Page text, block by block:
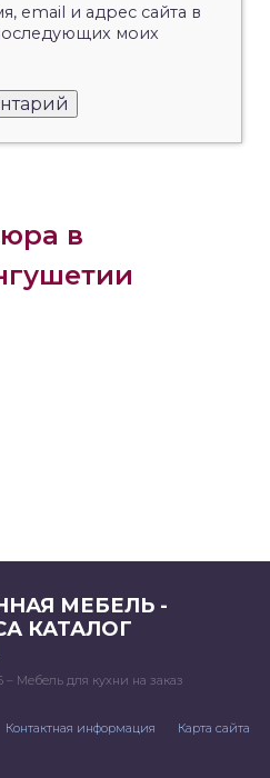
email и адрес сайта в
моих
в
МЕБЕЛЬ -
КАТАЛОГ
– Мебель для кухни на заказ
Контактная информация Карта сайта